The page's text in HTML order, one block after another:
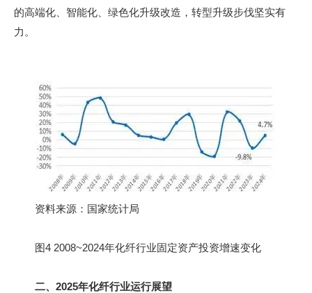
的高端化、智能化、绿色化升级改造，转型升级步伐坚实有
力。
资料来源：国家统计局
图4 2008~2024年化纤行业固定资产投资增速变化
二、2025年化纤行业运行展望